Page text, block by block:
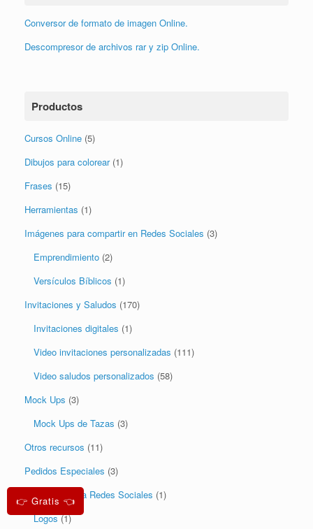
👉 Gratis 👈
Conversor de formato de imagen Online.
Descompresor de archivos rar y zip Online.
Productos
Cursos Online (5)
Dibujos para colorear (1)
Frases (15)
Herramientas (1)
Imágenes para compartir en Redes Sociales (3)
Emprendimiento (2)
Versículos Bíblicos (1)
Invitaciones y Saludos (170)
Invitaciones digitales (1)
Video invitaciones personalizadas (111)
Video saludos personalizados (58)
Mock Ups (3)
Mock Ups de Tazas (3)
Otros recursos (11)
Pedidos Especiales (3)
Diseños para Redes Sociales (1)
Logos (1)